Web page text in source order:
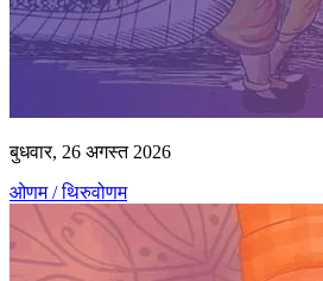
बुधवार, 26 अगस्त 2026
ओणम / थिरुवोणम